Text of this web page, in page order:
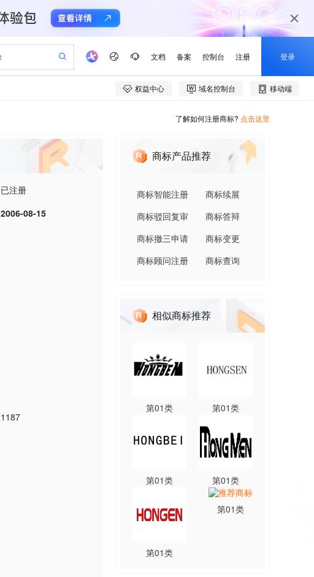
了解如何注册商标? 点击这里
已注册
2006-08-15
1187
商标产品推荐
商标智能注册
商标续展
商标驳回复审
商标答辩
商标撤三申请
商标变更
商标顾问注册
商标查询
相似商标推荐
第01类 第01类
第01类 第01类
第01类
第01类